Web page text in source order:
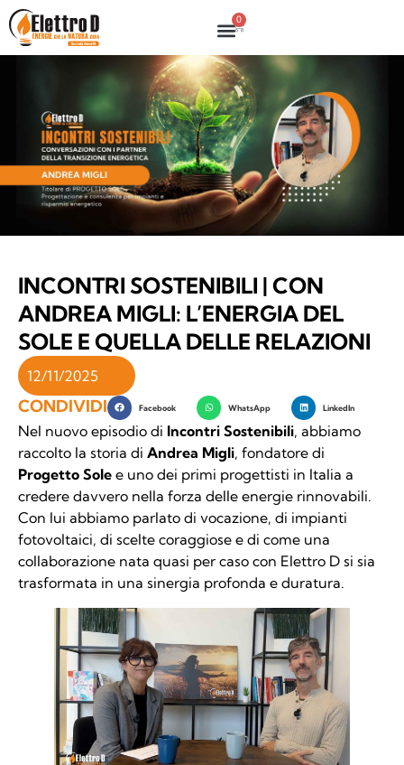
0
INCONTRI SOSTENIBILI | CON
ANDREA MIGLI: L’ENERGIA DEL
SOLE E QUELLA DELLE RELAZIONI
12/11/2025
CONDIVIDI Facebook WhatsApp LinkedIn
Nel nuovo episodio di Incontri Sostenibili, abbiamo
raccolto la storia di Andrea Migli, fondatore di
Progetto Sole e uno dei primi progettisti in Italia a
credere davvero nella forza delle energie rinnovabili.
Con lui abbiamo parlato di vocazione, di impianti
fotovoltaici, di scelte coraggiose e di come una
collaborazione nata quasi per caso con Elettro D si sia
trasformata in una sinergia profonda e duratura.